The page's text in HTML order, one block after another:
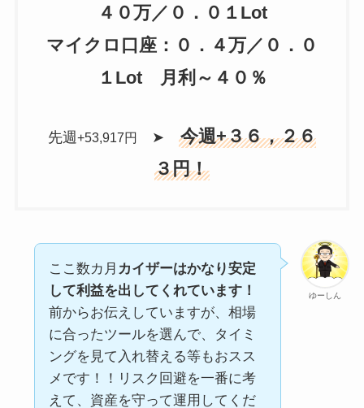
４０万／０．０１Lot
マイクロ口座：０．４万／０．０
１Lot 月利～４０％
先週+53,917円 ➤ 今週+３６，２６
３円！
ゆーしん
ここ数カ月 カイザーはかなり安定
して利益を出してくれています！
前からお伝えしていますが、相場
に合ったツールを選んで、タイミ
ングを見て入れ替える等もおスス
メです！！リスク回避を一番に考
えて、資産を守って運用してくだ